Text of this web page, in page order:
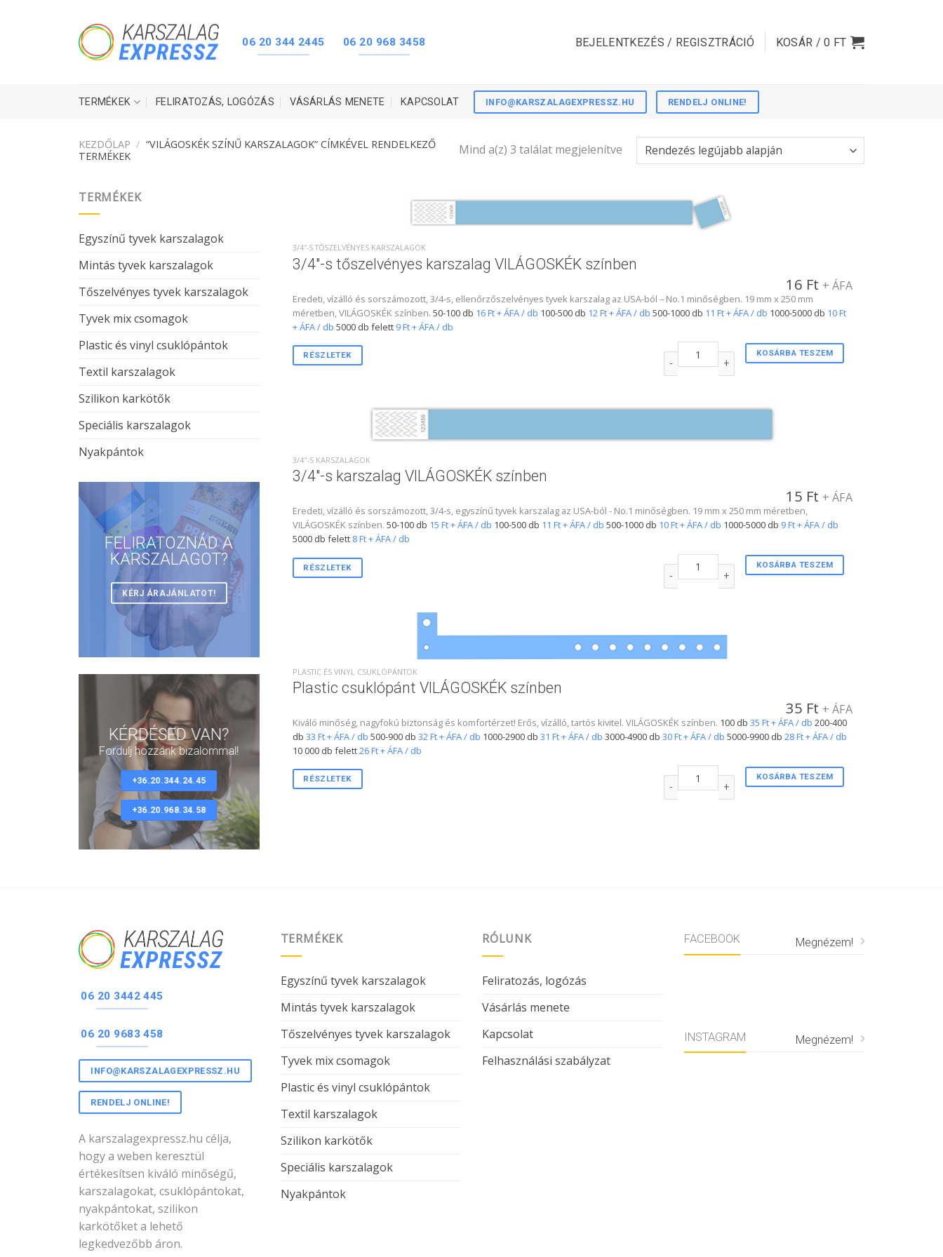
06 20 344 2445 06 20 968 3458 BEJELENTKEZÉS / REGISZTRÁCIÓ KOSÁR /0 FT
TERMÉKEK FELIRATOZÁS, LOGÓZÁS VÁSÁRLÁS MENETE KAPCSOLAT INFO@KARSZALAGEXPRESSZ.HU RENDELJ ONLINE!
KEZDŐLAP / “VILÁGOSKÉK SZÍNŰ KARSZALAGOK” CÍMKÉVEL RENDELKEZŐ
TERMÉKEK
Mind a(z) 3 találat megjelenítve
TERMÉKEK
Egyszínű tyvek karszalagok
Mintás tyvek karszalagok
Tőszelvényes tyvek karszalagok
Tyvek mix csomagok
Plastic és vinyl csuklópántok
Textil karszalagok
Szilikon karkötők
Speciális karszalagok
Nyakpántok
FELIRATOZNÁD A
KARSZALAGOT?
KÉRJ ÁRAJÁNLATOT!
KÉRDÉSED VAN?
Fordulj hozzánk bizalommal!
+36.20.344.24.45
+36.20.968.34.58
3/4″-S TŐSZELVÉNYES KARSZALAGOK
3/4″-s tőszelvényes karszalag VILÁGOSKÉK színben
16 Ft + ÁFA
Eredeti, vízálló és sorszámozott, 3/4-s, ellenőrzőszelvényes tyvek karszalag az USA-ból – No.1 minőségben. 19 mm x 250 mm
méretben, VILÁGOSKÉK színben. 50-100 db 16 Ft + ÁFA / db 100-500 db 12 Ft + ÁFA / db 500-1000 db 11 Ft + ÁFA / db 1000-5000 db 10 Ft
+ ÁFA / db 5000 db felett 9 Ft + ÁFA / db
RÉSZLETEK KOSÁRBA TESZEM
3/4"-s tőszelvényes karszalag VILÁGOSKÉK színben mennyiség
3/4"-S KARSZALAGOK
3/4″-s karszalag VILÁGOSKÉK színben
15 Ft + ÁFA
Eredeti, vízálló és sorszámozott, 3/4-s, egyszínű tyvek karszalag az USA-ból - No.1 minőségben. 19 mm x 250 mm méretben,
VILÁGOSKÉK színben. 50-100 db 15 Ft + ÁFA / db 100-500 db 11 Ft + ÁFA / db 500-1000 db 10 Ft + ÁFA / db 1000-5000 db 9 Ft + ÁFA / db
5000 db felett 8 Ft + ÁFA / db
RÉSZLETEK KOSÁRBA TESZEM
3/4"-s karszalag VILÁGOSKÉK színben mennyiség
PLASTIC ÉS VINYL CSUKLÓPÁNTOK
Plastic csuklópánt VILÁGOSKÉK színben
35 Ft + ÁFA
Kiváló minőség, nagyfokú biztonság és komfortérzet! Erős, vízálló, tartós kivitel. VILÁGOSKÉK színben. 100 db 35 Ft + ÁFA / db 200-400
db 33 Ft + ÁFA / db 500-900 db 32 Ft + ÁFA / db 1000-2900 db 31 Ft + ÁFA / db 3000-4900 db 30 Ft + ÁFA / db 5000-9900 db 28 Ft + ÁFA / db
10 000 db felett26 Ft + ÁFA / db
RÉSZLETEK KOSÁRBA TESZEM
Plastic csuklópánt VILÁGOSKÉK színben mennyiség
06 20 3442 445
06 20 9683 458
INFO@KARSZALAGEXPRESSZ.HU
RENDELJ ONLINE!
A karszalagexpressz.hu célja,
hogy a weben keresztül
értékesítsen kiváló minőségű,
karszalagokat, csuklópántokat,
nyakpántokat, szilikon
karkötőket a lehető
legkedvezőbb áron.
TERMÉKEK
Egyszínű tyvek karszalagok
Mintás tyvek karszalagok
Tőszelvényes tyvek karszalagok
Tyvek mix csomagok
Plastic és vinyl csuklópántok
Textil karszalagok
Szilikon karkötők
Speciális karszalagok
Nyakpántok
RÓLUNK
Feliratozás, logózás
Vásárlás menete
Kapcsolat
Felhasználási szabályzat
FACEBOOK Megnézem!
INSTAGRAM Megnézem!